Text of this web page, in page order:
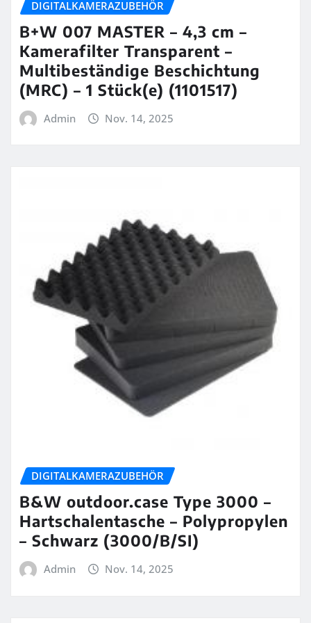
DIGITALKAMERAZUBEHÖR
B+W 007 MASTER – 4,3 cm –
Kamerafilter Transparent –
Multibeständige Beschichtung
(MRC) – 1 Stück(e) (1101517)
Admin Nov. 14, 2025
DIGITALKAMERAZUBEHÖR
B&W outdoor.case Type 3000 –
Hartschalentasche – Polypropylen
– Schwarz (3000/B/SI)
Admin Nov. 14, 2025